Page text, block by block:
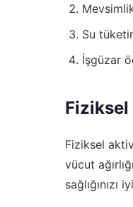
Su
İşgüzar
Fiziksel
vücut
sağlığınızı